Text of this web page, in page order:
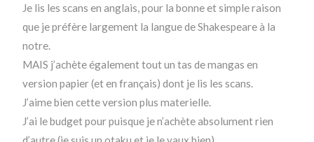
Je lis les scans en anglais, pour la bonne et simple raison
que je préfère largement la langue de Shakespeare à la
notre.
MAIS j’achète également tout un tas de mangas en
version papier (et en français) dont je lis les scans.
J’aime bien cette version plus materielle.
J’ai le budget pour puisque je n’achète absolument rien